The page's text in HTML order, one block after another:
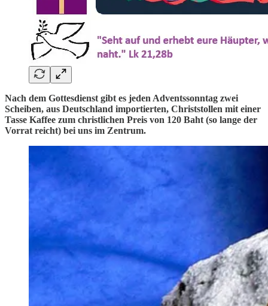
Nach dem Gottesdienst gibt es jeden Adventssonntag zwei
Scheiben, aus Deutschland importierten, Christstollen mit einer
Tasse Kaffee zum christlichen Preis von 120 Baht (so lange der
Vorrat reicht) bei uns im Zentrum.